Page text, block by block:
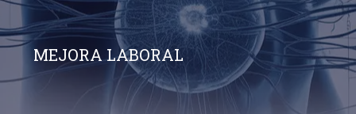
MEJORA LABORAL